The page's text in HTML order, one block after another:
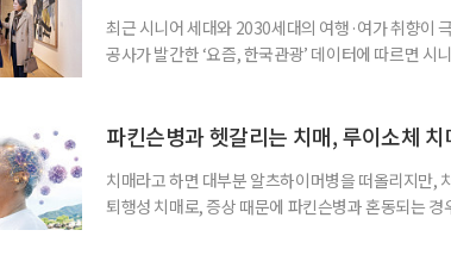
최근 시니어 세대와 2030세대의 여행·여가 취향이
공사가 발간한 ‘요즘, 한국관광’ 데이터에 따르면 시
보여준다. 일각에선 취업난과 경제적 불확실성 속에
파킨슨병과 헷갈리는 치매, 루이소체 치
치매라고 하면 대부분 알츠하이머병을 떠올리지만,
퇴행성 치매로, 증상 때문에 파킨슨병과 혼동되는